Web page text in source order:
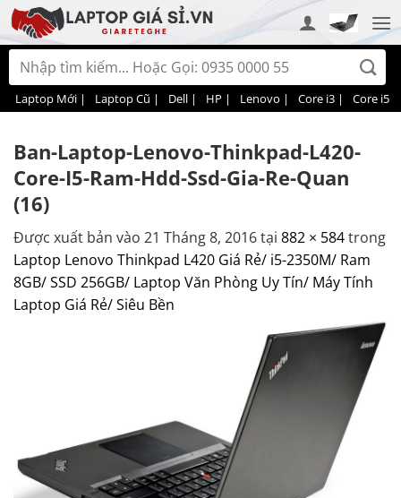
Bỏ
qua
nội
dung
Tìm
kiếm:
Laptop Mới | Laptop Cũ | Dell | HP | Lenovo | Core i3 | Core i5 |
Ban-Laptop-Lenovo-Thinkpad-L420-
Core-I5-Ram-Hdd-Ssd-Gia-Re-Quan
(16)
Được xuất bản vào 21 Tháng 8, 2016tại 882 × 584trong
Laptop Lenovo Thinkpad L420 Giá Rẻ/ i5-2350M/ Ram
8GB/ SSD 256GB/ Laptop Văn Phòng Uy Tín/ Máy Tính
Laptop Giá Rẻ/ Siêu Bền